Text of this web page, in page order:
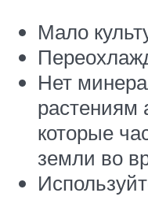
Мало
Нет
растениям
которые
земли во